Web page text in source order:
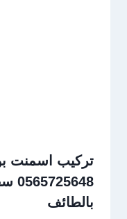
تركيب اسمنت
بالطائف